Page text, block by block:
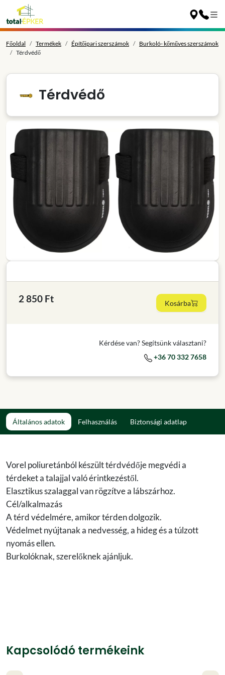
Főoldal Termékek Építőipari szerszámok
Burkoló- kőműves szerszámok
Térdvédő
Térdvédő
2 850 Ft Kosárba
Kérdése van? Segítsünk választani?
+36 70 332 7658
Általános adatok Felhasználás Biztonsági adatlap
Vorel poliuretánból készült térdvédője megvédi a
térdeket a talajjal való érintkezéstől.
Elasztikus szalaggal van rögzítve a lábszárhoz.
Cél/alkalmazás
A térd védelmére, amikor térden dolgozik.
Védelmet nyújtanak a nedvesség, a hideg és a túlzott
nyomás ellen.
Burkolóknak, szerelőknek ajánljuk.
Kapcsolódó termékeink